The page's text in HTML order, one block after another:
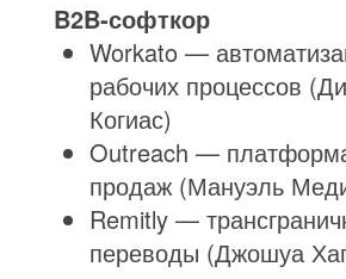
B2B-софткор
Workato —
рабочих процессов
Когиас)
Outreach —
продаж (Мануэль
Remitly —
переводы (Джошуа